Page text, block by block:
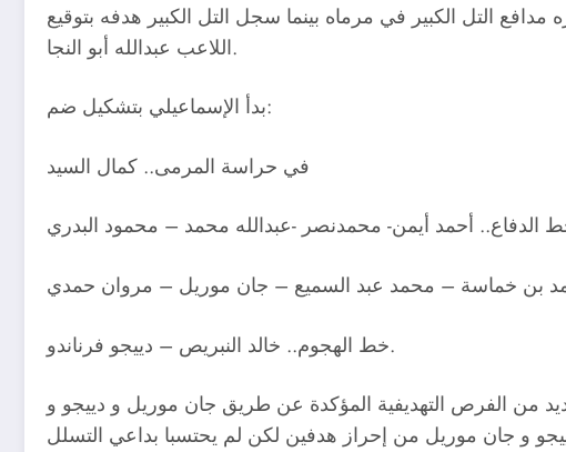
التل الكبير في مرماه بينما سجل التل الكبير هدفه بتوقيع
اللاعب عبدالله أبو النجا.
بدأ الإسماعيلي بتشكيل ضم:
في حراسة المرمى.. كمال السيد
الدفاع.. أحمد أيمن- محمدنصر -عبدالله محمد – محمود البدري
بن خماسة – محمد عبد السميع – جان موريل – مروان حمدي
خط الهجوم.. خالد النبريص – دييجو فرناندو.
من الفرص التهديفية المؤكدة عن طريق جان موريل و دييجو و